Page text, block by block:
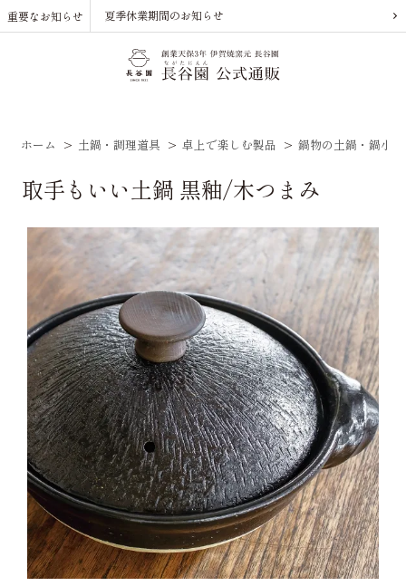
重要なお知らせ 夏季休業期間のお知らせ
ホーム > 土鍋・調理道具 > 卓上で楽しむ製品 > 鍋物の土鍋・鍋小物
取手もいい土鍋 黒釉/木つまみ